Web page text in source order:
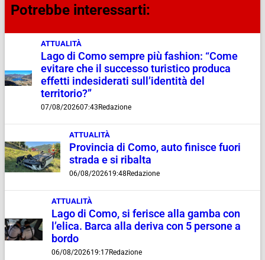
Potrebbe interessarti:
ATTUALITÀ
Lago di Como sempre più fashion: “Come
evitare che il successo turistico produca
effetti indesiderati sull’identità del
territorio?”
07/08/202607:43Redazione
ATTUALITÀ
Provincia di Como, auto finisce fuori
strada e si ribalta
06/08/202619:48Redazione
ATTUALITÀ
Lago di Como, si ferisce alla gamba con
l’elica. Barca alla deriva con 5 persone a
bordo
06/08/202619:17Redazione